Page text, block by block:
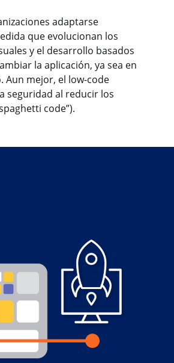
adaptarse
que evolucionan los
y el desarrollo basados
la aplicación, ya sea en
Aun mejor, el low-code
seguridad al reducir los
code”).